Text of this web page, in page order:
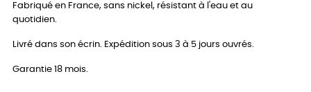
Fabriqué en France, sans nickel, résistant à l'eau et au
quotidien.
Livré dans son écrin. Expédition sous 3 à 5 jours ouvrés.
Garantie 18 mois.